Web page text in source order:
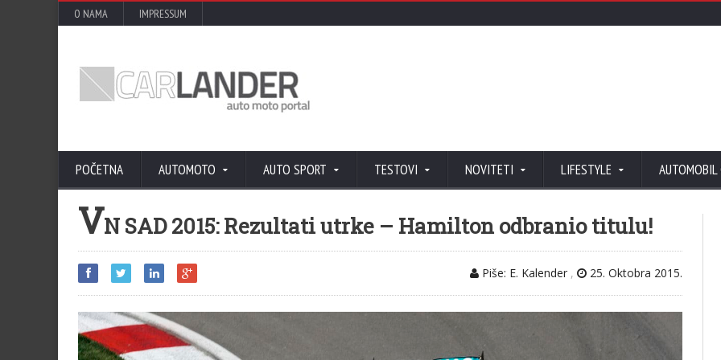
O NAMA IMPRESSUM
POČETNA AUTOMOTO AUTO SPORT TESTOVI NOVITETI LIFESTYLE AUTOMOBIL
VN SAD 2015: Rezultati utrke – Hamilton odbranio titulu!
Piše: E. Kalender , 25. Oktobra 2015.